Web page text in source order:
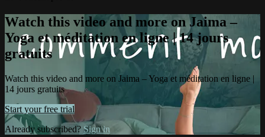
Watch this video and more on Jaima –
Yoga et méditation en ligne | 14 jours
gratuits
Watch this video and more on Jaima – Yoga et méditation en ligne |
14 jours gratuits
Start your free trial
Already subscribed? Sign in